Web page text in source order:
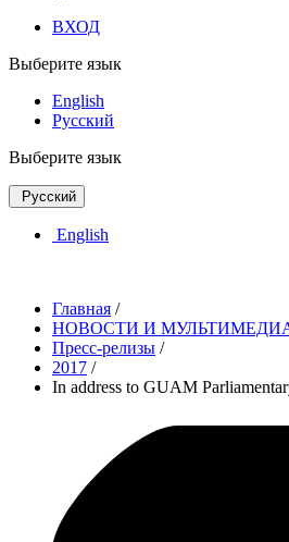
ВХОД
Выберите язык
English
Русский
Выберите язык
Русский
English
Главная /
НОВОСТИ И
Пресс-релизы /
2017 /
In address to GUAM